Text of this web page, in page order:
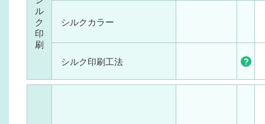
ル
ク
印
刷
シルクカラー
シルク印刷工法